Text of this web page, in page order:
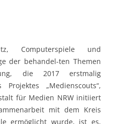
Computerspiele und
der behandel-ten Themen
die 2017 erstmalig
„Medienscouts“,
für Medien NRW initiiert
mit dem Kreis
ermöglicht wurde, ist es,